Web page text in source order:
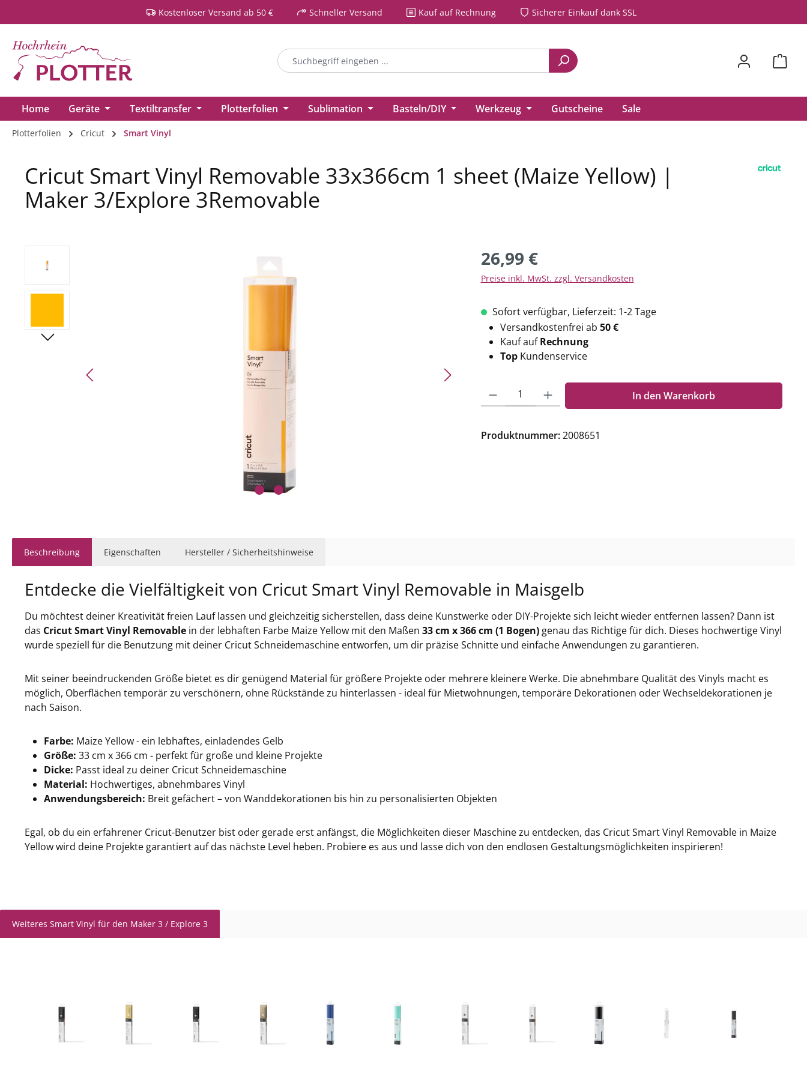
Zur Hauptnavigation springenKostenloser Versand ab 50 € Schneller Versand Kauf auf Rechnung Sicherer Einkauf dank SSL
Home Geräte Textiltransfer Plotterfolien Sublimation Basteln/DIY Werkzeug Gutscheine Sale
Plotterfolien Cricut Smart Vinyl
Cricut Smart Vinyl Removable 33x366cm 1 sheet (Maize Yellow) |
Maker 3/Explore 3Removable
26,99 €
Preise inkl. MwSt. zzgl. Versandkosten
Sofort verfügbar, Lieferzeit: 1-2 Tage
Versandkostenfrei ab 50 €
Kauf aufRechnung
TopKundenservice
Produkt Anzahl: Gib den gewünschten Wert ein oder benutze die Schaltflächen um die Anzahl zu
In den Warenkorb
Produktnummer:2008651
Beschreibung Eigenschaften Hersteller / Sicherheitshinweise
Entdecke die Vielfältigkeit von Cricut Smart Vinyl Removable in Maisgelb
Du möchtest deiner Kreativität freien Lauf lassen und gleichzeitig sicherstellen, dass deine Kunstwerke oder DIY-Projekte sich leicht wieder entfernen lassen? Dann ist
das Cricut Smart Vinyl Removable in der lebhaften Farbe Maize Yellow mit den Maßen 33 cm x 366 cm (1 Bogen) genau das Richtige für dich. Dieses hochwertige Vinyl
wurde speziell für die Benutzung mit deiner Cricut Schneidemaschine entworfen, um dir präzise Schnitte und einfache Anwendungen zu garantieren.
Mit seiner beeindruckenden Größe bietet es dir genügend Material für größere Projekte oder mehrere kleinere Werke. Die abnehmbare Qualität des Vinyls macht es
möglich, Oberflächen temporär zu verschönern, ohne Rückstände zu hinterlassen - ideal für Mietwohnungen, temporäre Dekorationen oder Wechseldekorationen je
nach Saison.
Farbe: Maize Yellow - ein lebhaftes, einladendes Gelb
Größe: 33 cm x 366 cm - perfekt für große und kleine Projekte
Dicke: Passt ideal zu deiner Cricut Schneidemaschine
Material: Hochwertiges, abnehmbares Vinyl
Anwendungsbereich: Breit gefächert – von Wanddekorationen bis hin zu personalisierten Objekten
Egal, ob du ein erfahrener Cricut-Benutzer bist oder gerade erst anfängst, die Möglichkeiten dieser Maschine zu entdecken, das Cricut Smart Vinyl Removable in Maize
Yellow wird deine Projekte garantiert auf das nächste Level heben. Probiere es aus und lasse dich von den endlosen Gestaltungsmöglichkeiten inspirieren!
Weiteres Smart Vinyl für den Maker 3 / Explore 3